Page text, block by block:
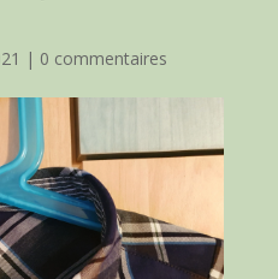
| 0 commentaires